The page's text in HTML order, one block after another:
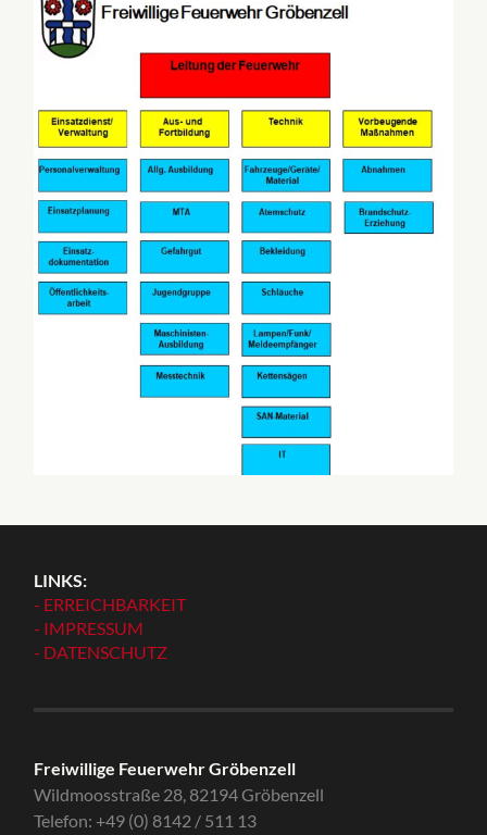
LINKS:
- ERREICHBARKEIT
- IMPRESSUM
- DATENSCHUTZ
Freiwillige Feuerwehr Gröbenzell
Wildmoosstraße 28, 82194 Gröbenzell
Telefon: +49 (0) 8142 / 511 13